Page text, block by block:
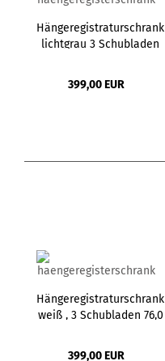
Hängeregistraturschrank
lichtgrau 3 Schubladen
399,00 EUR
Hängeregistraturschrank
weiß , 3 Schubladen 76,0
399,00 EUR